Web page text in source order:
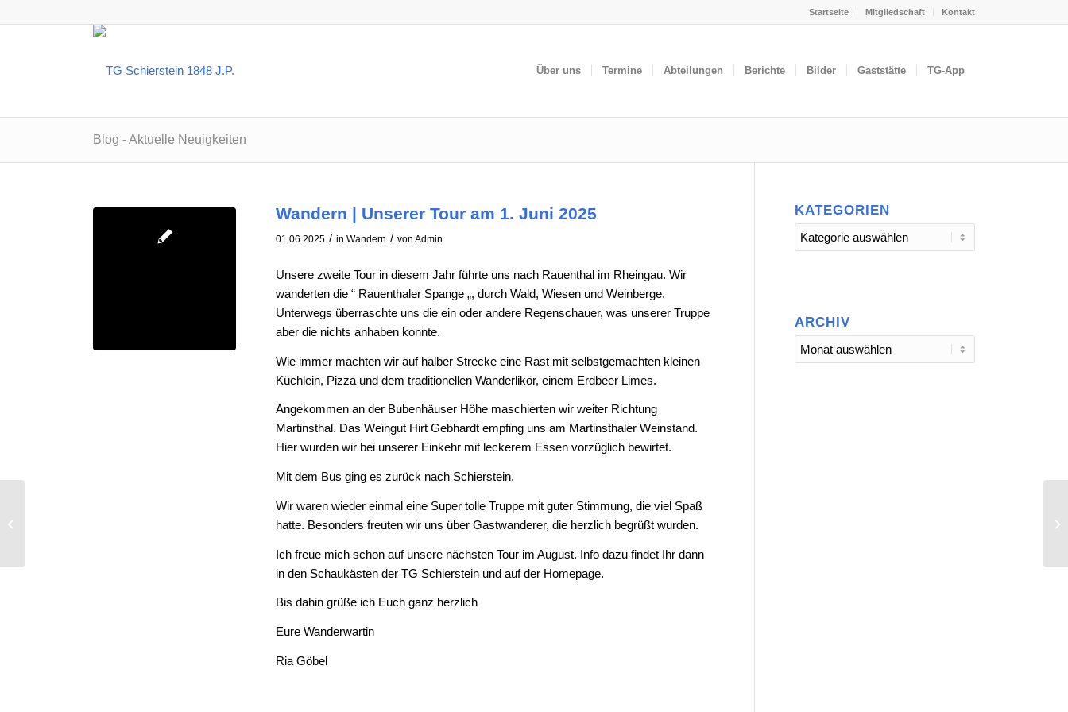
Startseite Mitgliedschaft Kontakt
Über uns Termine Abteilungen Berichte Bilder Gaststätte TG-App
Blog - Aktuelle Neuigkeiten
Wandern | Unserer Tour am 1. Juni 2025
01.06.2025 / inWandern / vonAdmin
Unsere zweite Tour in diesem Jahr führte uns nach Rauenthal im Rheingau. Wir
wanderten die “ Rauenthaler Spange „, durch Wald, Wiesen und Weinberge.
Unterwegs überraschte uns die ein oder andere Regenschauer, was unserer Truppe
aber die nichts anhaben konnte.
Wie immer machten wir auf halber Strecke eine Rast mit selbstgemachten kleinen
Küchlein, Pizza und dem traditionellen Wanderlikör, einem Erdbeer Limes.
Angekommen an der Bubenhäuser Höhe maschierten wir weiter Richtung
Martinsthal. Das Weingut Hirt Gebhardt empfing uns am Martinsthaler Weinstand.
Hier wurden wir bei unserer Einkehr mit leckerem Essen vorzüglich bewirtet.
Mit dem Bus ging es zurück nach Schierstein.
Wir waren wieder einmal eine Super tolle Truppe mit guter Stimmung, die viel Spaß
hatte. Besonders freuten wir uns über Gastwanderer, die herzlich begrüßt wurden.
Ich freue mich schon auf unsere nächsten Tour im August. Info dazu findet Ihr dann
in den Schaukästen der TG Schierstein und auf der Homepage.
Bis dahin grüße ich Euch ganz herzlich
Eure Wanderwartin
Ria Göbel
KATEGORIEN
Kategorien
ARCHIV